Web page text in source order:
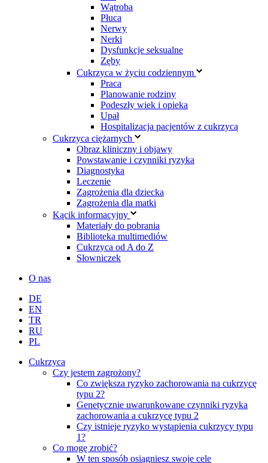
Wątroba
Płuca
Nerwy
Nerki
Dysfunkcje seksualne
Zęby
Cukrzyca w życiu codziennym
Praca
Planowanie rodziny
Podeszły wiek i opieka
Upał
Hospitalizacja pacjentów z cukrzycą
Cukrzyca ciężarnych
Obraz kliniczny i objawy
Powstawanie i czynniki ryzyka
Diagnostyka
Leczenie
Zagrożenia dla dziecka
Zagrożenia dla matki
Kącik informacyjny
Materiały do pobrania
Biblioteka multimediów
Cukrzyca od A do Z
Słowniczek
O nas
DE
EN
TR
RU
PL
Cukrzyca
Czy jestem zagrożony?
Co zwiększa ryzyko zachorowania na cukrzycę
typu 2?
Genetycznie uwarunkowane czynniki ryzyka
zachorowania a cukrzycę typu 2
Czy istnieje ryzyko wystąpienia cukrzycy typu
1?
Co mogę zrobić?
W ten sposób osiągniesz swoje cele